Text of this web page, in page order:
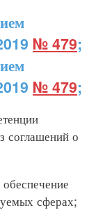
№ 479;
№ 479;
соглашений о
сферах;